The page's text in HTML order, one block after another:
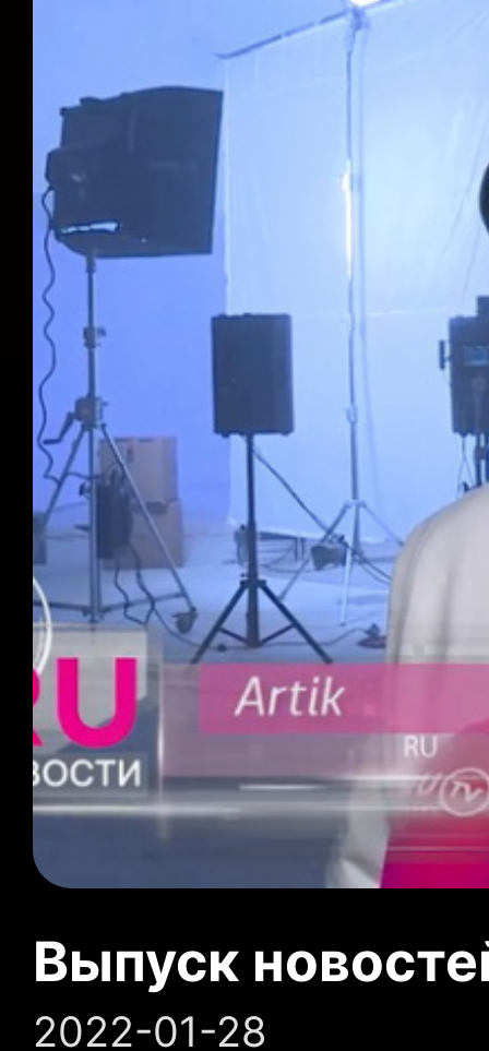
Выпуск
2022-01-28